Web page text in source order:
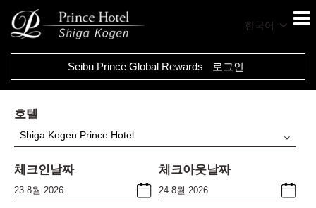
한국어
Seibu Prince Global Rewards 로그인
호텔
Shiga Kogen Prince Hotel
체크인날짜 체크아웃날짜